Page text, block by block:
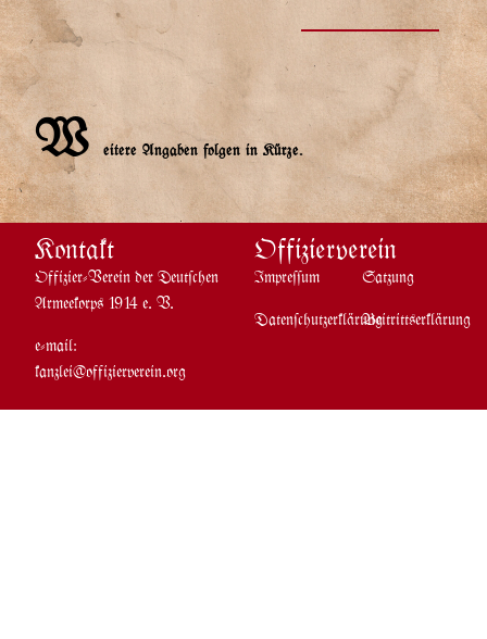
W eitere Angaben folgen in Kürze.
Kontakt
Offizier-Verein der Deutschen
Armeekorp$ 1914 e. V.
e-mail:
kanzlei@offizierverein.org
Offizierverein
Impressum
Datenschutzerklärung
Satzung
Beitritt$erklärung